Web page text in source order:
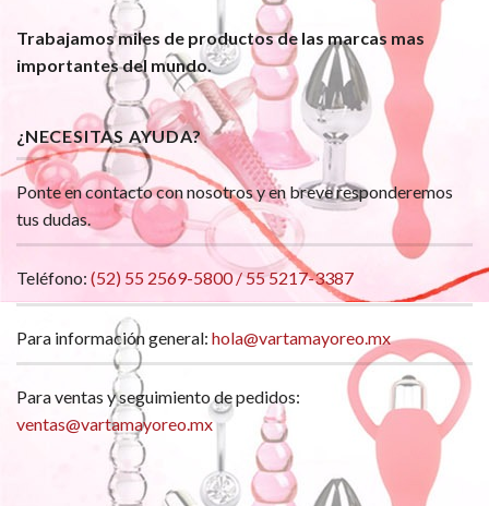
Trabajamos miles de productos de las marcas mas
importantes del mundo.
¿NECESITAS AYUDA?
Ponte en contacto con nosotros y en breve responderemos
tus dudas.
Teléfono: (52) 55 2569-5800 / 55 5217-3387
Para información general: hola@vartamayoreo.mx
Para ventas y seguimiento de pedidos:
ventas@vartamayoreo.mx